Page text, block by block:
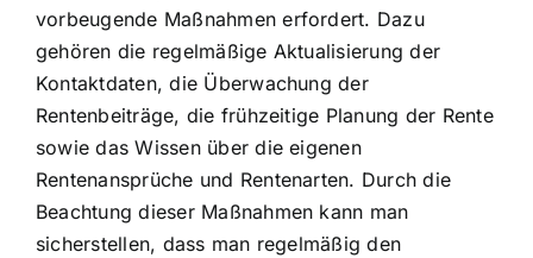
vorbeugende Maßnahmen erfordert. Dazu
gehören die regelmäßige Aktualisierung der
Kontaktdaten, die Überwachung der
Rentenbeiträge, die frühzeitige Planung der Rente
sowie das Wissen über die eigenen
Rentenansprüche und Rentenarten. Durch die
Beachtung dieser Maßnahmen kann man
sicherstellen, dass man regelmäßig den